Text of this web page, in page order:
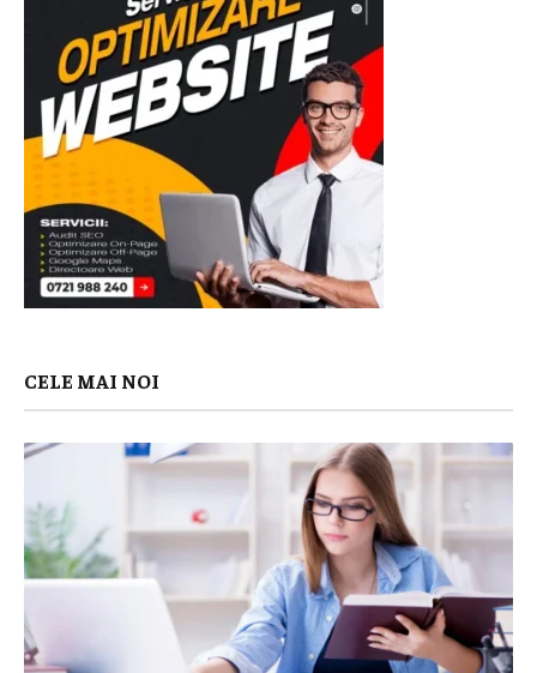
CELE MAI NOI